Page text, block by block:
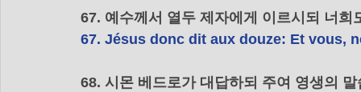
67. 예수께서 열두 제자에게 이르시되 너희
67. Jésus donc dit aux douze: Et vous,
68. 시몬 베드로가 대답하되 주여 영생의